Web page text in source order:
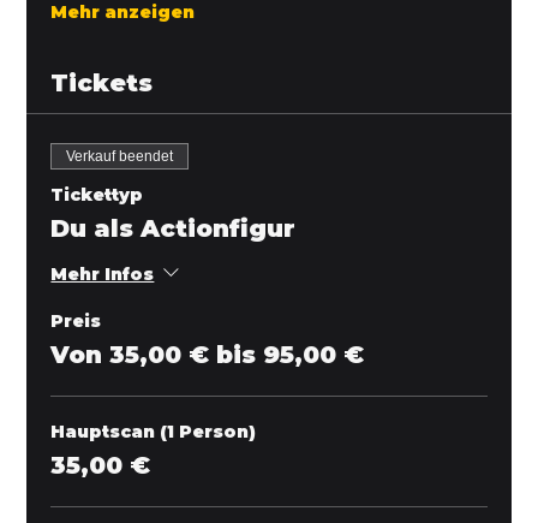
Mehr anzeigen
Tickets
Verkauf beendet
Tickettyp
Du als Actionfigur
Mehr Infos
Preis
Von 35,00 € bis 95,00 €
Hauptscan (1 Person)
35,00 €